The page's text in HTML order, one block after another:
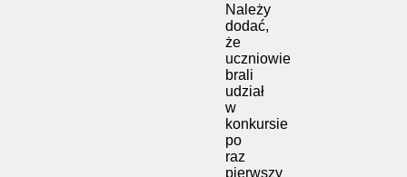
Należy
dodać,
że
uczniowie
brali
udział
w
konkursie
po
raz
pierwszy